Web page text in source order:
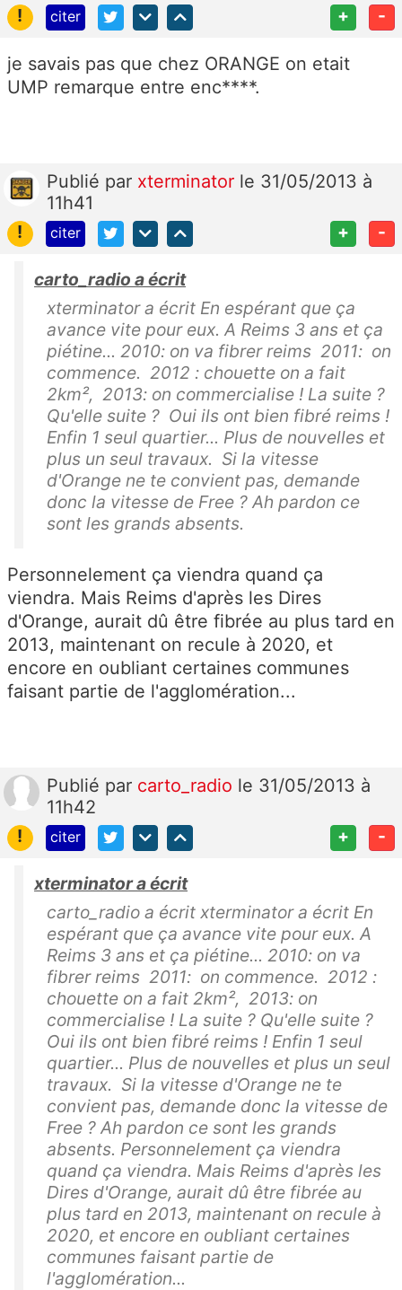
! citer + -
je savais pas que chez ORANGE on etait
UMP remarque entre enc****.
Publié par xterminator le 31/05/2013 à
11h41
!
citer + -
carto_radio a écrit
xterminator a écrit En espérant que ça
avance vite pour eux. A Reims 3 ans et ça
piétine... 2010: on va fibrer reims 2011: on
commence. 2012 : chouette on a fait
2km², 2013: on commercialise ! La suite ?
Qu'elle suite ? Oui ils ont bien fibré reims !
Enfin 1 seul quartier... Plus de nouvelles et
plus un seul travaux. Si la vitesse
d'Orange ne te convient pas, demande
donc la vitesse de Free ? Ah pardon ce
sont les grands absents.
Personnelement ça viendra quand ça
viendra. Mais Reims d'après les Dires
d'Orange, aurait dû être fibrée au plus tard en
2013, maintenant on recule à 2020, et
encore en oubliant certaines communes
faisant partie de l'agglomération...
Publié par carto_radio le 31/05/2013 à
11h42
!
citer + -
xterminator a écrit
carto_radio a écrit xterminator a écrit En
espérant que ça avance vite pour eux. A
Reims 3 ans et ça piétine... 2010: on va
fibrer reims 2011: on commence. 2012 :
chouette on a fait 2km², 2013: on
commercialise ! La suite ? Qu'elle suite ?
Oui ils ont bien fibré reims ! Enfin 1 seul
quartier... Plus de nouvelles et plus un seul
travaux. Si la vitesse d'Orange ne te
convient pas, demande donc la vitesse de
Free ? Ah pardon ce sont les grands
absents. Personnelement ça viendra
quand ça viendra. Mais Reims d'après les
Dires d'Orange, aurait dû être fibrée au
plus tard en 2013, maintenant on recule à
2020, et encore en oubliant certaines
communes faisant partie de
l'agglomération...